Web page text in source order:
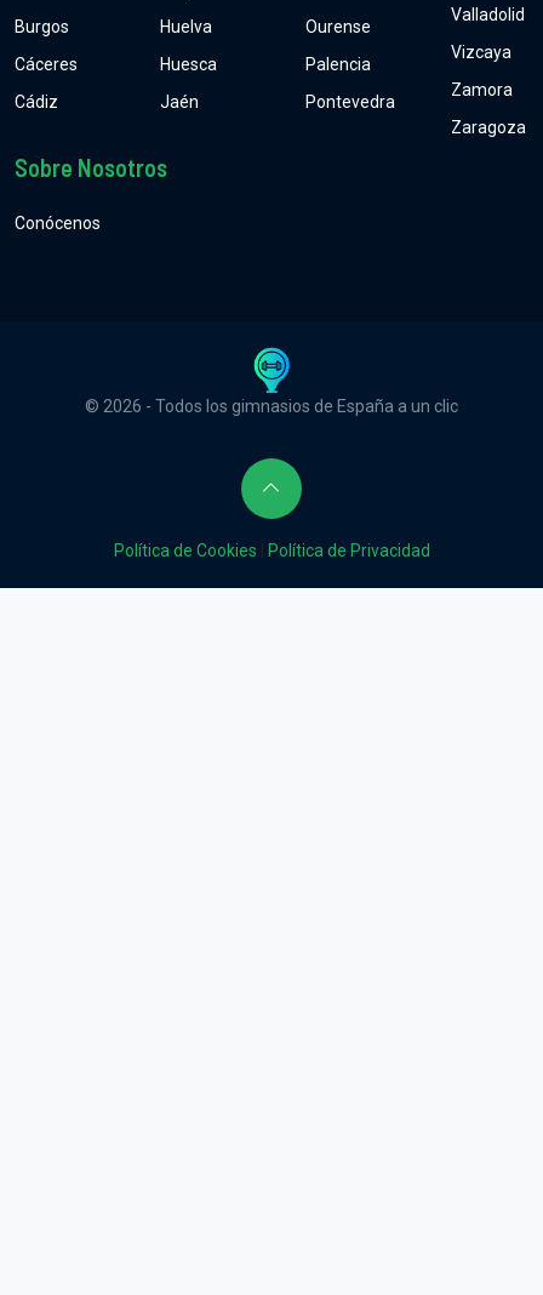
Burgos
Cáceres
Cádiz
Huelva
Huesca
Jaén
Ourense
Palencia
Pontevedra
Valladolid
Vizcaya
Zamora
Zaragoza
Sobre Nosotros
Conócenos
© 2026 - Todos los gimnasios de España a un clic
Política de Cookies Política de Privacidad